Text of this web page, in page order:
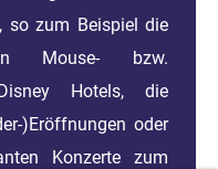
so zum Beispiel die
Mouse- bzw.
Hotels, die
)Eröffnungen oder
Konzerte zum